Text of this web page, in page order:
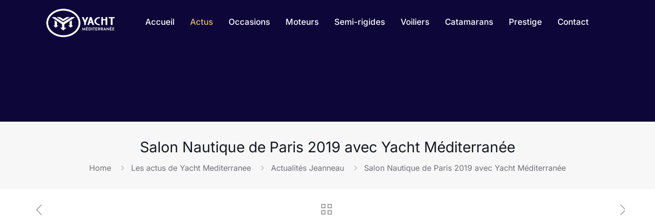
Accueil Actus Occasions Moteurs Semi-rigides Voiliers Catamarans Prestige Contact
Salon Nautique de Paris 2019 avec Yacht Méditerranée
Home Les actus de Yacht Mediterranee Actualités Jeanneau Salon Nautique de Paris 2019 avec Yacht Méditerranée